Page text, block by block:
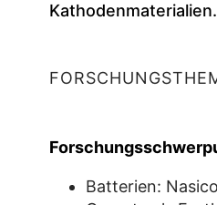
Kathodenmaterialien.
Batterien: